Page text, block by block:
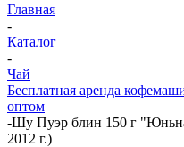
Главная
-
Каталог
-
Чай
Бесплатная аренда
оптом
-Шу Пуэр блин 150 г
2012 г.)